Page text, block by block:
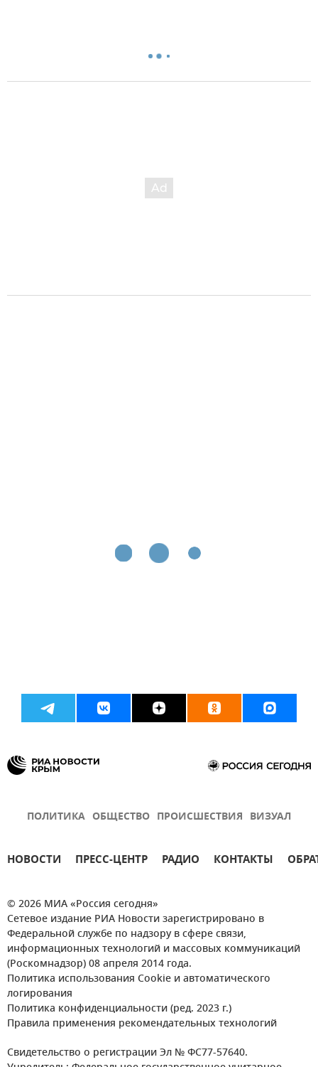
ПОЛИТИКА ОБЩЕСТВО ПРОИСШЕСТВИЯ ВИЗУАЛ
НОВОСТИ ПРЕСС-ЦЕНТР РАДИО КОНТАКТЫ
© 2026 МИА «Россия сегодня»
Сетевое издание РИА Новости зарегистрировано в
Федеральной службе по надзору в сфере связи,
информационных технологий и массовых коммуникаций
(Роскомнадзор) 08 апреля 2014 года.
Политика использования Cookie и автоматического
логирования
Политика конфиденциальности (ред. 2023 г.)
Правила применения рекомендательных технологий
Свидетельство о регистрации Эл № ФС77-57640.